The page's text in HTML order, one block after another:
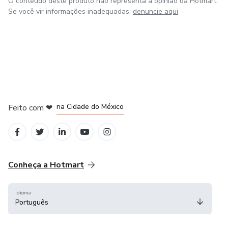
Se você vir informações inadequadas, denuncie aqui
Feito com ❤ na Cidade do México
Conheça a Hotmart
Idioma
Português